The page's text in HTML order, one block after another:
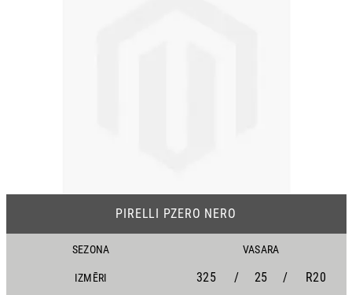
PIRELLI PZERO NERO
SEZONA VASARA
IZMĒRI 325 / 25 / R20